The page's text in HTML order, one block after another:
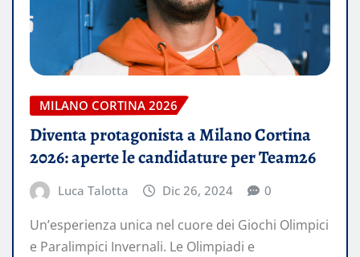
MILANO CORTINA 2026
Diventa protagonista a Milano Cortina
2026: aperte le candidature per Team26
Luca Talotta Dic 26, 2024 0
Un’esperienza unica nel cuore dei Giochi Olimpici
e Paralimpici Invernali. Le Olimpiadi e